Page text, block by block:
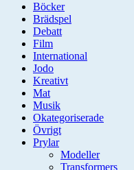
Böcker
Brädspel
Debatt
Film
International
Jodo
Kreativt
Mat
Musik
Okategoriserade
Övrigt
Prylar
Modeller
Transformers